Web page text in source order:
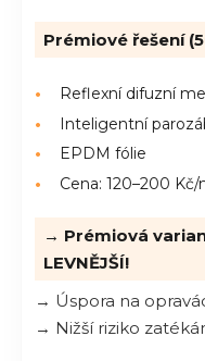
Prémiové řešení
Reflexní difuzní
Inteligentní
EPDM fólie
Cena: 120–200 Kč/
→ Prémiová
LEVNĚJŠÍ!
→ Úspora na
→ Nižší riziko